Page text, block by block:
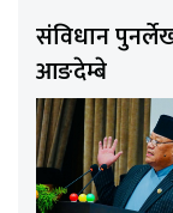
संविधान
आङदेम्बे